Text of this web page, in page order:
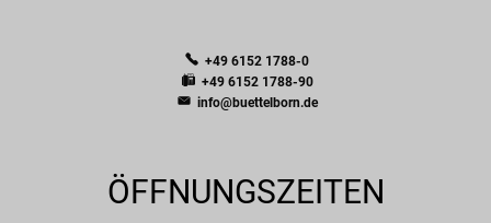
+49 6152 1788-0
+49 6152 1788-90
info@buettelborn.de
ÖFFNUNGSZEITEN